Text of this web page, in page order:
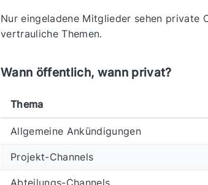
Nur eingeladene Mitglieder sehen private
vertrauliche Themen.
Wann öffentlich, wann privat?
Thema
Allgemeine Ankündigungen
Projekt-Channels
Abteilungs-Channels